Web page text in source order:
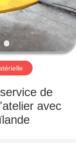
de
avec